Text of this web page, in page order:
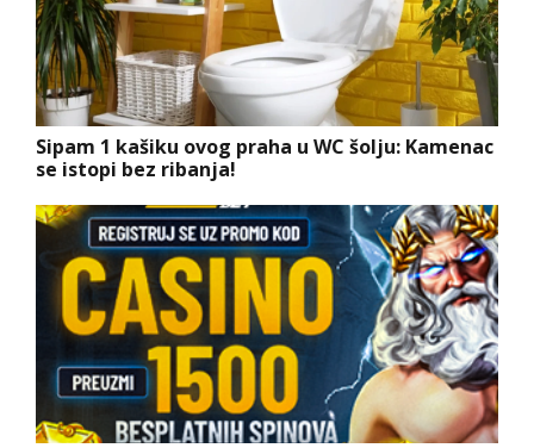
Sipam 1 kašiku ovog praha u WC šolju: Kamenac
se istopi bez ribanja!